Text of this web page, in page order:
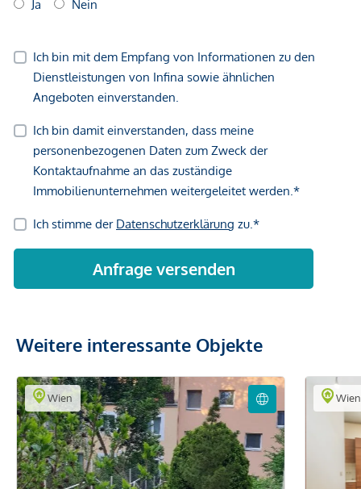
Weitere interessante Objekte
Wien Wien